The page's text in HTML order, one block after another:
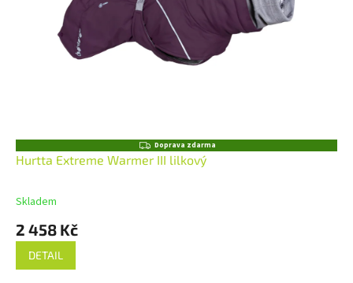
Z
A
Doprava zdarma
Hurtta Extreme Warmer III lilkový
Skladem
2 458 Kč
DETAIL